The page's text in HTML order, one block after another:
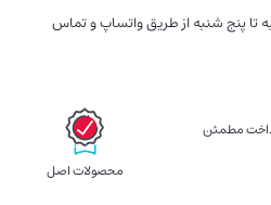
الی 9 شب از شنبه تا پنج شنبه از طریق واتساپ و تماس
مطمئن
محصولات اصل